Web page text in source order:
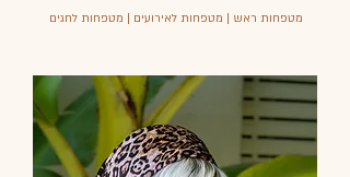
מטפחות ראש | מטפחות לאירועים | מטפחות לחגים